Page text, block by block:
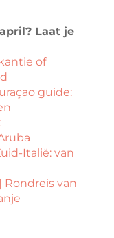
Laat je
of
guide:
Italië: van
Rondreis van